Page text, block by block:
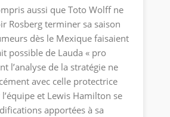
aussi que Toto Wolff ne
Rosberg terminer sa saison
dès le Mexique faisaient
possible de Lauda « pro
l’analyse de la stratégie ne
avec celle protectrice
et Lewis Hamilton se
apportées à sa